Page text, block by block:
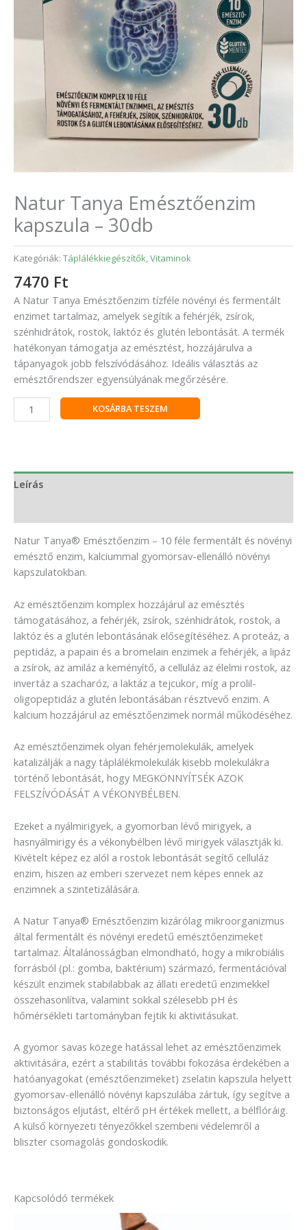
Natur Tanya Emésztőenzim
kapszula – 30db
Kategóriák: Táplálékkiegészítők,Vitaminok
7470 Ft
A Natur Tanya Emésztőenzim tízféle növényi és fermentált
enzimet tartalmaz, amelyek segítik a fehérjék, zsírok,
szénhidrátok, rostok, laktóz és glutén lebontását. A termék
hatékonyan támogatja az emésztést, hozzájárulva a
tápanyagok jobb felszívódásához. Ideális választás az
emésztőrendszer egyensúlyának megőrzésére.
KOSÁRBA TESZEM
Leírás
Natur Tanya® Emésztőenzim – 10 féle fermentált és növényi
emésztő enzim, kalciummal gyomorsav-ellenálló növényi
kapszulatokban.
Az emésztőenzim komplex hozzájárul az emésztés
támogatásához, a fehérjék, zsírok, szénhidrátok, rostok, a
laktóz és a glutén lebontásának elősegítéséhez. A proteáz, a
peptidáz, a papain és a bromelain enzimek a fehérjék, a lipáz
a zsírok, az amiláz a keményítő, a celluláz az élelmi rostok, az
invertáz a szacharóz, a laktáz a tejcukor, míg a prolil-
oligopeptidáz a glutén lebontásában résztvevő enzim. A
kalcium hozzájárul az emésztőenzimek normál működéséhez.
Az emésztőenzimek olyan fehérjemolekulák, amelyek
katalizálják a nagy táplálékmolekulák kisebb molekulákra
történő lebontását, hogy MEGKÖNNYÍTSÉK AZOK
FELSZÍVÓDÁSÁT A VÉKONYBÉLBEN.
Ezeket a nyálmirigyek, a gyomorban lévő mirigyek, a
hasnyálmirigy és a vékonybélben lévő mirigyek választják ki.
Kivételt képez ez alól a rostok lebontását segítő celluláz
enzim, hiszen az emberi szervezet nem képes ennek az
enzimnek a szintetizálására.
A Natur Tanya® Emésztőenzim kizárólag mikroorganizmus
által fermentált és növényi eredetű emésztőenzimeket
tartalmaz. Általánosságban elmondható, hogy a mikrobiális
forrásból (pl.: gomba, baktérium) származó, fermentációval
készült enzimek stabilabbak az állati eredetű enzimekkel
összehasonlítva, valamint sokkal szélesebb pH és
hőmérsékleti tartományban fejtik ki aktivitásukat.
A gyomor savas közege hatással lehet az emésztőenzimek
aktivitására, ezért a stabilitás további fokozása érdekében a
hatóanyagokat (emésztőenzimeket) zselatin kapszula helyett
gyomorsav-ellenálló növényi kapszulába zártuk, így segítve a
biztonságos eljutást, eltérő pH értékek mellett, a bélflóráig.
A külső környezeti tényezőkkel szembeni védelemről a
bliszter csomagolás gondoskodik.
Kapcsolódó termékek